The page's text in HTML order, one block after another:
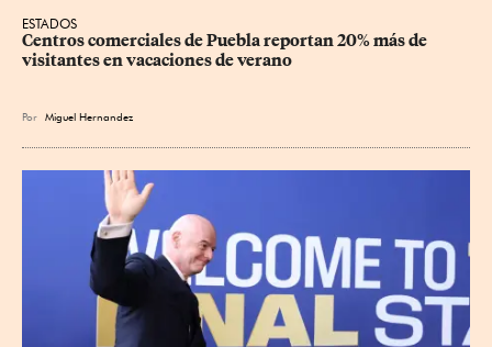
ESTADOS
Centros comerciales de Puebla reportan 20% más de
visitantes en vacaciones de verano
Por Miguel Hernandez